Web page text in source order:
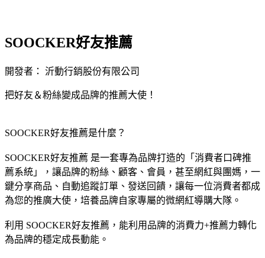
SOOCKER好友推薦
開發者： 沂動行銷股份有限公司
把好友＆粉絲變成品牌的推薦大使！
SOOCKER好友推薦是什麼？
SOOCKER好友推薦 是一套專為品牌打造的「 消費者口碑推
薦系統 」，讓品牌的粉絲、顧客、會員，甚至網紅與團媽，一
鍵分享商品、自動追蹤訂單、發送回饋，讓每一位消費者都成
為您的推廣大使，培養品牌自家專屬的微網紅導購大隊。
利用 SOOCKER好友推薦 ，能利用品牌的消費力+推薦力轉化
為品牌的穩定成長動能。